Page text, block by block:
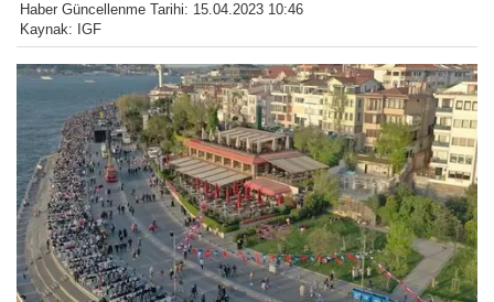
Haber Güncellenme Tarihi: 15.04.2023 10:46
Kaynak: IGF